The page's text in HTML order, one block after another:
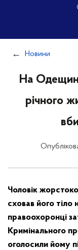
Новини
На
річного
Чоловік
сховав його тіло
правоохоронці
Кримінального
оголосили йому